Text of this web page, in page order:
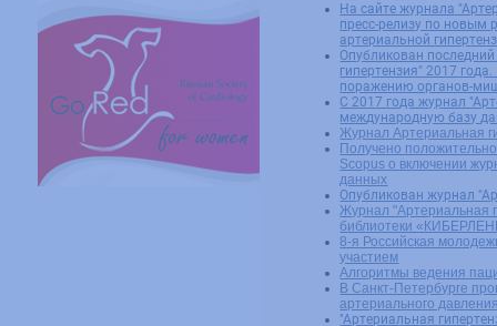
На сайте журнала
пресс-релизу по новым
артериальной
Опубликован
гипертензия" 2017
поражению органов-
С 2017 года журнал
международную базу
Журнал Артериальная
Получено
Scopus о включении
данных
Опубликован журнал
Журнал "Артериальная
библиотеки
8-я Российская
участием
Алгоритмы ведения
В Санкт-Петербурге
артериального
"Артериальная